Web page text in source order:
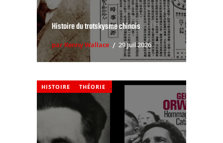
Histoire du trotskysme chinois
par Kenny Wallace 29 Juil 2026
HISTOIRE THÉORIE